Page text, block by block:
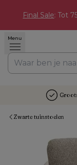
Final Sale: Tot
Menu
Zwarte tuinstoelen